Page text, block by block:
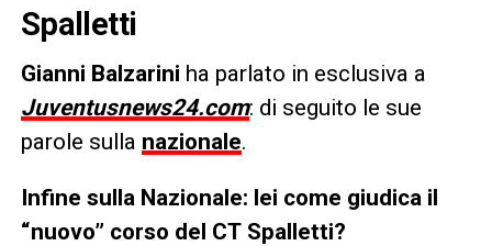
Spalletti
Gianni Balzarini ha parlato in esclusiva a
Juventusnews24.com: di seguito le sue
parole sulla nazionale.
Infine sulla Nazionale: lei come giudica il
“nuovo” corso del CT Spalletti?